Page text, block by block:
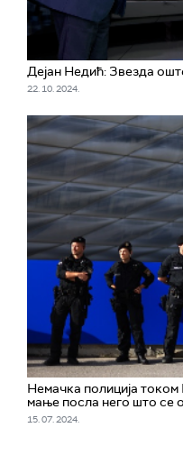
Дејан Недић: Звезда
22. 10. 2024.
Немачка полиција
мање посла него што се
15. 07. 2024.